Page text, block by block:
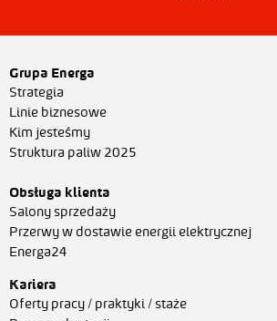
Grupa Energa
Strategia
Linie biznesowe
Kim jesteśmy
Struktura paliw 2025
Obsługa klienta
Salony sprzedaży
Przerwy w dostawie energii elektrycznej
Energa24
Kariera
Oferty pracy / praktyki / staże